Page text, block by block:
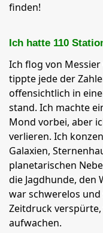
finden!
Ich hatte 110
Ich flog von
tippte jede der
offensichtlich in
stand. Ich machte
Mond vorbei, aber
verlieren. Ich
Galaxien,
planetarischen
die Jagdhunde, den
war schwerelos
Zeitdruck
aufwachen.